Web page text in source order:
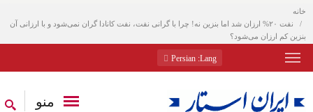
خانه
نفت ۲۰% ارزان شد اما بنزین نه! چرا با گرانی نفت، نفت کانادا گران نمی‌شود و با ارزانی آن
بنزین کم ارزان می‌شود؟
Lang
: Persian
منو